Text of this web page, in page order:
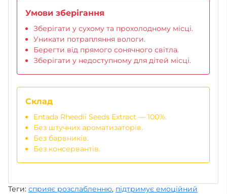
Умови зберігання
Зберігати у сухому та прохолодному місці.
Уникати потрапляння вологи.
Берегти від прямого сонячного світла.
Зберігати у недоступному для дітей місці.
Склад
Entada Rheedii Seeds Extract — 100%.
Без штучних ароматизаторів.
Без барвників.
Без консервантів.
Теги: сприяє розслабленню, підтримує емоційний